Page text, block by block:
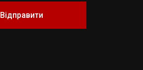
Відправити